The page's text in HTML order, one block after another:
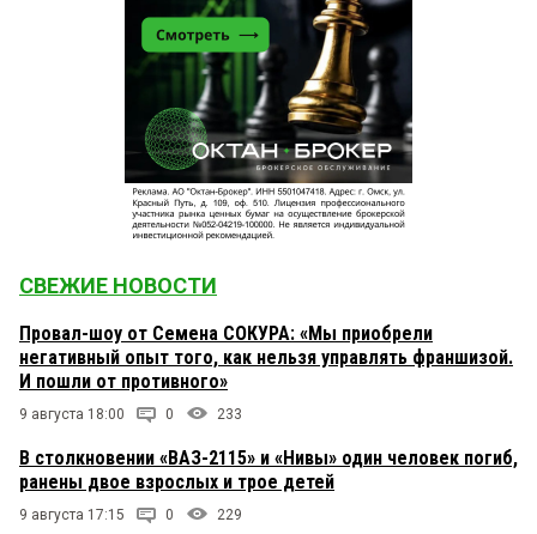
СВЕЖИЕ НОВОСТИ
Провал-шоу от Семена СОКУРА: «Мы приобрели
негативный опыт того, как нельзя управлять франшизой.
И пошли от противного»
9 августа 18:00 0 233
В столкновении «ВАЗ-2115» и «Нивы» один человек погиб,
ранены двое взрослых и трое детей
9 августа 17:15 0 229